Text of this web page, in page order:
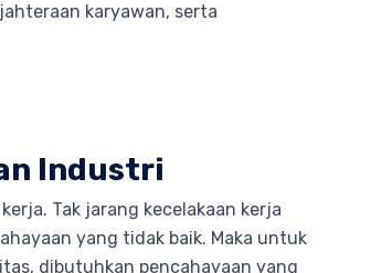
karyawan, serta
Industri
Tak jarang kecelakaan kerja
yang tidak baik. Maka untuk
dibutuhkan pencahayaan yang